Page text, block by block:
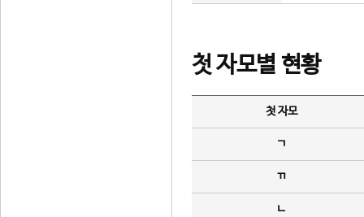
첫 자모별 현황
첫 자모
ㄱ
ㄲ
ㄴ